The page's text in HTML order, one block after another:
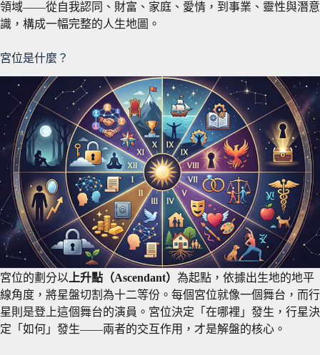
領域——從自我認同、財富、家庭、愛情，到事業、靈性與潛意
識，構成一幅完整的人生地圖。
宮位是什麼？
宮位的劃分以 上升點（Ascendant） 為起點，依據出生地的地平
線角度，將星盤切割為十二等份。每個宮位就像一個舞台，而行
星則是登上這個舞台的演員。宮位決定「在哪裡」發生，行星決
定「如何」發生——兩者的交互作用，才是解盤的核心。